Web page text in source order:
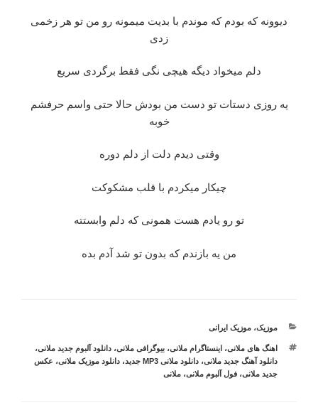
دیوونه که بودم که موندم با بدیت میمونه رو من تو هر زخمی
زدی
دلم میخواد دیگه هیچی نگی فقط برگردی سریع
یه روزی دستات تو دست من بودش حالا حتی واسم حرفشم
خوبه
وقتی دیدم دلت از دلم دوره
چیکار میکردم با قلب مشکوکت
تو رو یادم هست همونی که دلم وابستته
من یه بازندم که بدون تو شد آدم بده
دسته‌ها
موزیک،موزیک ایرانی
برچسب‌ها
اهنگ های ملانی، اینستاگرام ملانی،بیوگرافی ملانی،دانلود آلبوم جدید ملانی،
دانلود آهنگ جدید ملانی،دانلود ملانی MP3 جدید ،دانلود موزیک ملانی، عکس
جدید ملانی،فول آلبوم ملانی،ملانی